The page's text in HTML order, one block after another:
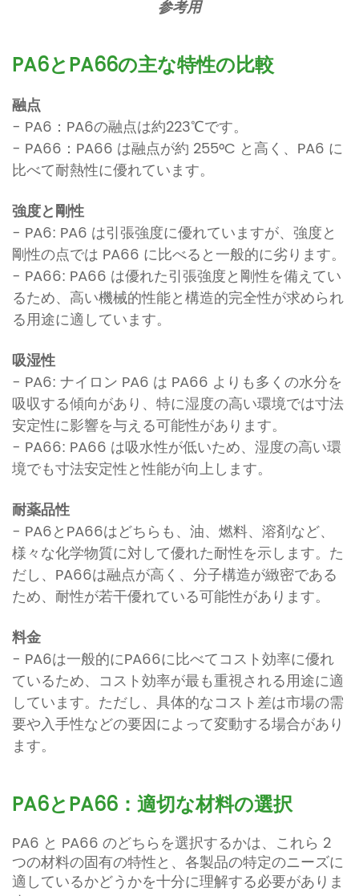
参考用
PA6とPA66の主な特性の比較
融点
- PA6：PA6の融点は約223℃です。
- PA66：PA66 は融点が約 255°C と高く、PA6 に
比べて耐熱性に優れています。
強度と剛性
- PA6: PA6 は引張強度に優れていますが、強度と
剛性の点では PA66 に比べると一般的に劣ります。
- PA66: PA66 は優れた引張強度と剛性を備えてい
るため、高い機械的性能と構造的完全性が求められ
る用途に適しています。
吸湿性
- PA6: ナイロン PA6 は PA66 よりも多くの水分を
吸収する傾向があり、特に湿度の高い環境では寸法
安定性に影響を与える可能性があります。
- PA66: PA66 は吸水性が低いため、湿度の高い環
境でも寸法安定性と性能が向上します。
耐薬品性
- PA6とPA66はどちらも、油、燃料、溶剤など、
様々な化学物質に対して優れた耐性を示します。た
だし、PA66は融点が高く、分子構造が緻密である
ため、耐性が若干優れている可能性があります。
料金
- PA6は一般的にPA66に比べてコスト効率に優れ
ているため、コスト効率が最も重視される用途に適
しています。ただし、具体的なコスト差は市場の需
要や入手性などの要因によって変動する場合があり
ます。
PA6とPA66：適切な材料の選択
PA6 と PA66 のどちらを選択するかは、これら 2
つの材料の固有の特性と、各製品の特定のニーズに
適しているかどうかを十分に理解する必要がありま